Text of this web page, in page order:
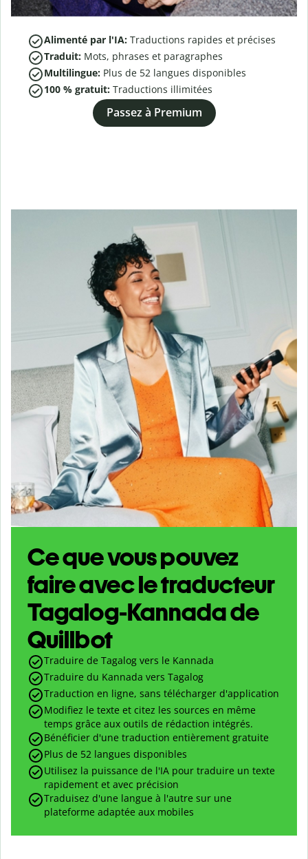
Alimenté par l'IA: Traductions rapides et précises
Traduit: Mots, phrases et paragraphes
Multilingue: Plus de 52 langues disponibles
100 % gratuit: Traductions illimitées
Passez à Premium
Ce que vous pouvez
faire avec le traducteur
Tagalog-Kannada de
Quillbot
Traduire de Tagalog vers le Kannada
Traduire du Kannada vers Tagalog
Traduction en ligne, sans télécharger d'application
Modifiez le texte et citez les sources en même
temps grâce aux outils de rédaction intégrés.
Bénéficier d'une traduction entièrement gratuite
Plus de 52 langues disponibles
Utilisez la puissance de l'IA pour traduire un texte
rapidement et avec précision
Traduisez d'une langue à l'autre sur une
plateforme adaptée aux mobiles